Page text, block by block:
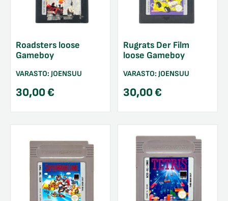
Roadsters loose
Gameboy
VARASTO: JOENSUU
30,00€
Rugrats Der Film
loose Gameboy
VARASTO: JOENSUU
30,00€